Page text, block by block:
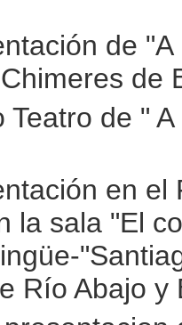
de
de
Teatro de "
en el
la sala "El
Río Abajo y